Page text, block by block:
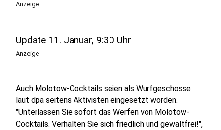
Anzeige
Update 11. Januar, 9:30 Uhr
Anzeige
Auch Molotow-Cocktails seien als Wurfgeschosse
laut dpa seitens Aktivisten eingesetzt worden.
"Unterlassen Sie sofort das Werfen von Molotow-
Cocktails. Verhalten Sie sich friedlich und gewaltfrei!",